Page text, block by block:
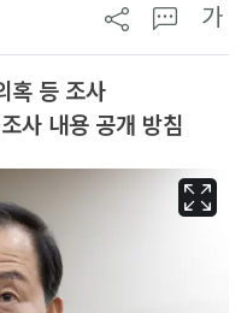
가
혹 등 조사
사 내용 공개 방침